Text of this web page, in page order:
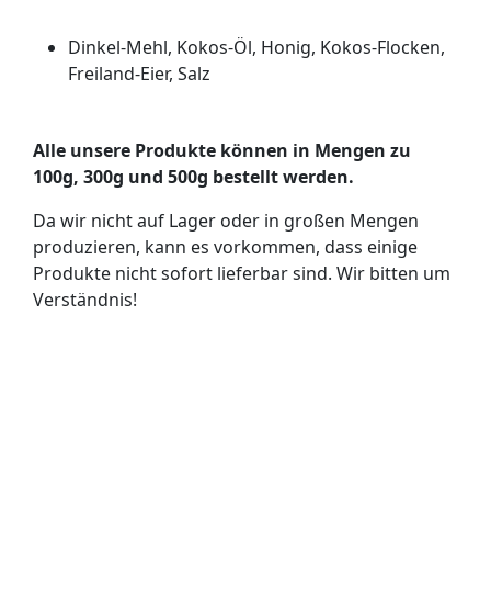
Dinkel-Mehl, Kokos-Öl, Honig, Kokos-Flocken,
Freiland-Eier, Salz
Alle unsere Produkte können in Mengen zu
100g, 300g und 500g bestellt werden.
Da wir nicht auf Lager oder in großen Mengen
produzieren, kann es vorkommen, dass einige
Produkte nicht sofort lieferbar sind. Wir bitten um
Verständnis!